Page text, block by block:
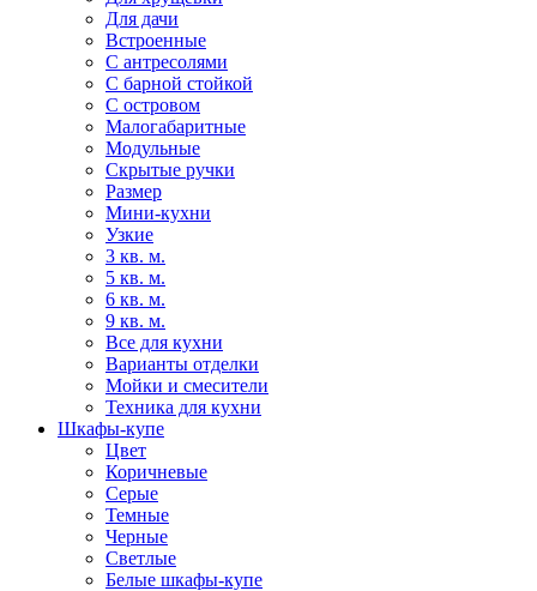
Для дачи
Встроенные
С антресолями
С барной стойкой
С островом
Малогабаритные
Модульные
Скрытые ручки
Размер
Мини-кухни
Узкие
3 кв. м.
5 кв. м.
6 кв. м.
9 кв. м.
Все для кухни
Варианты отделки
Мойки и смесители
Техника для кухни
Шкафы-купе
Цвет
Коричневые
Серые
Темные
Черные
Светлые
Белые шкафы-купе